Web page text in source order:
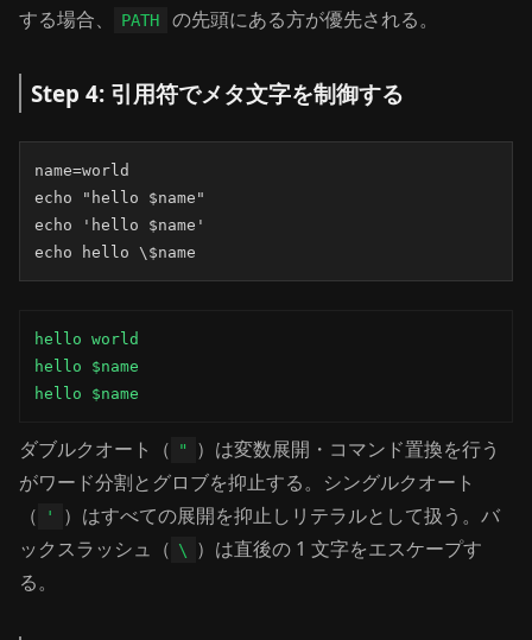
する場合、
PATH の先頭にある方が優先される。
Step 4: 引用符でメタ文字を制御する
name=world
echo "hello $name"
echo 'hello $name'
echo hello \$name
hello world
hello $name
hello $name
ダブルクオート（ "
）は変数展開・コマンド置換を行う
がワード分割とグロブを抑止する。シングルクオート
（
'
）はすべての展開を抑止しリテラルとして扱う。バ
ックスラッシュ（ \
）は直後の 1 文字をエスケープす
る。